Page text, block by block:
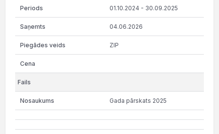
01.10.2024 - 30.09.2025
04.06.2026
ZIP
Gada pārskats 2025